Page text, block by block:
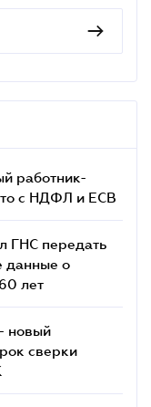
работник-
с НДФЛ и ЕСВ
ГНС передать
данные о
лет
новый
сверки